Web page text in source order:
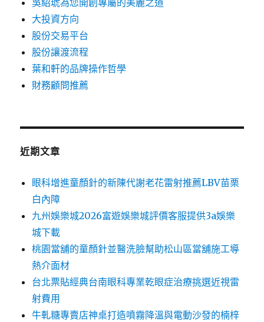
吳紹琥為您開創專屬的美麗之道
大投資方向
股份交易平台
股份讓渡流程
葉和軒的品牌操作哲學
財務顧問推薦
近期文章
眼科增進童顏針的新陳代謝老花雷射推薦LBV苗栗
白內障
九州娛樂城2026富遊娛樂城評價客服提供3a娛樂
城下載
桃園當舖的童顏針並醫洗臉幫助松山區當舖施工導
熱介面材
台北票貼經典台南眼科專業乾眼症治療挑選近視雷
射費用
牛軋糖專賣店神桌打造噴霧降溫與電動沙發的楠梓